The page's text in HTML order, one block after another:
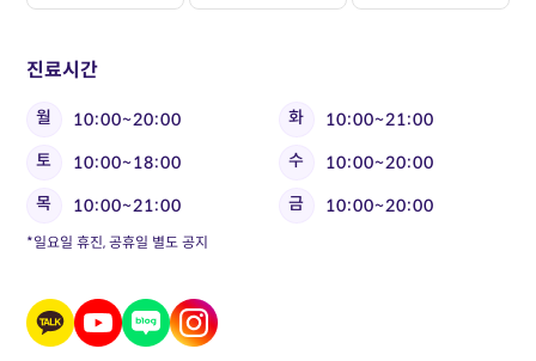
진료시간
월 10:00~20:00 화
10:00~21:00
토
10:00~18:00 수
10:00~20:00
목
10:00~21:00 금 10:00~20:00
*일요일 휴진, 공휴일 별도 공지